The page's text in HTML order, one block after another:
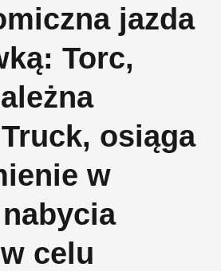
jazda
Torc,
osiąga
w
celu